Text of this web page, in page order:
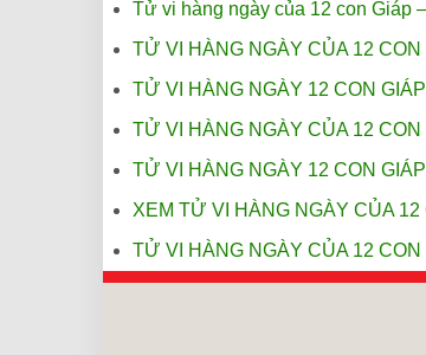
Tử vi hàng ngày của 12 con Giáp
TỬ VI HÀNG NGÀY CỦA 12
TỬ VI HÀNG NGÀY 12 CON
TỬ VI HÀNG NGÀY CỦA 12
TỬ VI HÀNG NGÀY 12 CON
XEM TỬ VI HÀNG NGÀY CỦA
TỬ VI HÀNG NGÀY CỦA 12